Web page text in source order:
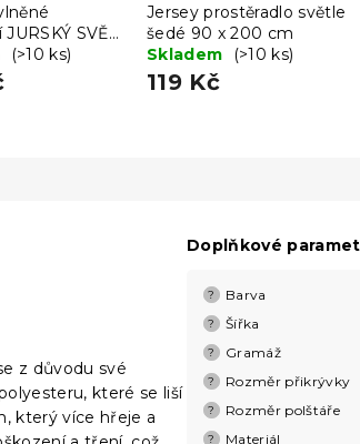
SVĚT
(>10 ks)
Jersey prostěradlo světle
šedé 90 x 200 cm
Skladem
(>10 ks)
119 Kč
z důvodu své
které se liší
který více hřeje a
Doplňkové
? Barva
? Šířka
? Gramáž
? Rozměr přikrývky
? Rozměr polštáře
? Materiál